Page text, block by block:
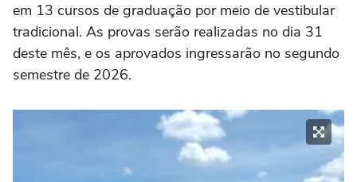
em 13 cursos de graduação por meio de vestibular
tradicional. As provas serão realizadas no dia 31
deste mês, e os aprovados ingressarão no segundo
semestre de 2026.